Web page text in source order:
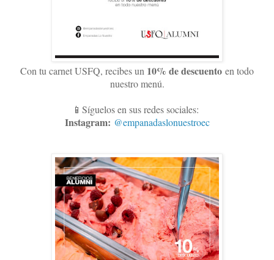
Con tu carnet USFQ, recibes un 10% de descuento en todo
nuestro menú.
📱Síguelos en sus redes sociales:
Instagram: @empanadaslonuestroec